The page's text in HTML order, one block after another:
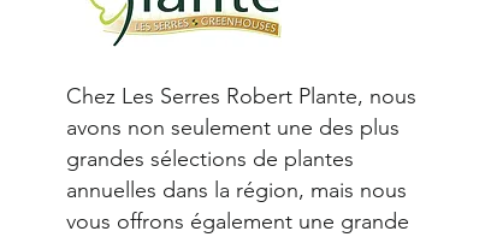
Chez Les Serres Robert Plante, nous
avons non seulement une des plus
grandes sélections de plantes
annuelles dans la région, mais nous
vous offrons également une grande